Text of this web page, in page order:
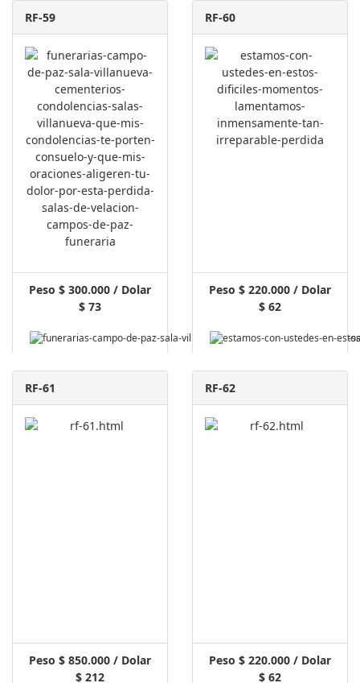
RF-59
Peso $ 300.000 / Dolar
$ 73
RF-60
Peso $ 220.000 / Dolar
$ 62
RF-61
Peso $ 850.000 / Dolar
$ 212
RF-62
Peso $ 220.000 / Dolar
$ 62